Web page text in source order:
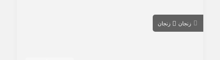
زنجان زنجان